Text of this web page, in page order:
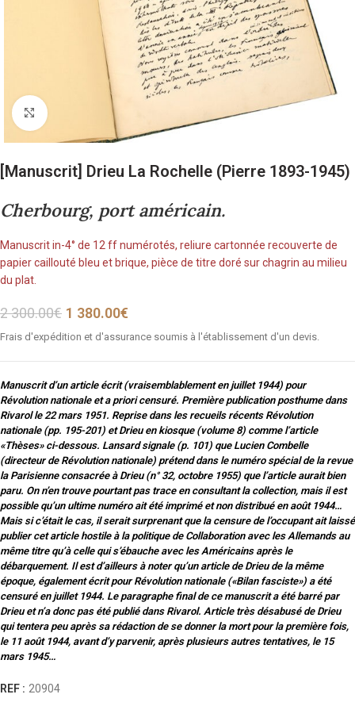
Cliquez pour agrandir
[Manuscrit] Drieu La Rochelle (Pierre 1893-1945)
Cherbourg, port américain.
Manuscrit in-4° de 12 ff numérotés, reliure cartonnée recouverte de
papier caillouté bleu et brique, pièce de titre doré sur chagrin au milieu
du plat.
2 300.00€ 1 380.00€
Frais d'expédition et d'assurance soumis à l'établissement d'un devis.
Manuscrit d’un article écrit (vraisemblablement en juillet 1944) pour
Révolution nationale et a priori censuré. Première publication posthume dans
Rivarol le 22 mars 1951. Reprise dans les recueils récents Révolution
nationale (pp. 195-201) et Drieu en kiosque (volume 8) comme l’article
«Thèses» ci-dessous. Lansard signale (p. 101) que Lucien Combelle
(directeur de Révolution nationale) prétend dans le numéro spécial de la revue
la Parisienne consacrée à Drieu (n° 32, octobre 1955) que l’article aurait bien
paru. On n’en trouve pourtant pas trace en consultant la collection, mais il est
possible qu’un ultime numéro ait été imprimé et non distribué en août 1944…
Mais si c’était le cas, il serait surprenant que la censure de l’occupant ait laissé
publier cet article hostile à la politique de Collaboration avec les Allemands au
même titre qu’à celle qui s’ébauche avec les Américains après le
débarquement. Il est d’ailleurs à noter qu’un article de Drieu de la même
époque, également écrit pour Révolution nationale («Bilan fasciste») a été
censuré en juillet 1944. Le paragraphe final de ce manuscrit a été barré par
Drieu et n’a donc pas été publié dans Rivarol. Article très désabusé de Drieu
qui tentera peu après sa rédaction de se donner la mort pour la première fois,
le 11 août 1944, avant d’y parvenir, après plusieurs autres tentatives, le 15
mars 1945…
REF : 20904